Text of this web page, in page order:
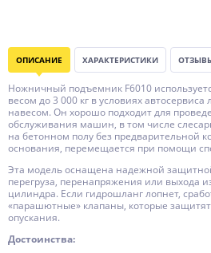
ОПИСАНИЕ ХАРАКТЕРИСТИКИ
Ножничный подъемник F6010
весом до 3 000 кг в условиях
навесом. Он хорошо подходит для
обслуживания машин, в том числе
на бетонном полу без предварительной
основания, перемещается при помощи
Эта модель оснащена надежной
перегруза, перенапряжения или выхода
цилиндра. Если гидрошланг лопнет,
«парашютные» клапаны, которые защитят
опускания.
Достоинства: